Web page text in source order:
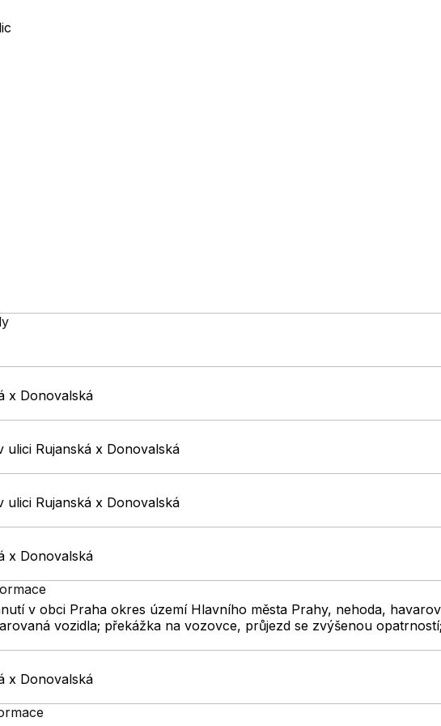
x Donovalská
Rujanská x Donovalská
Rujanská x Donovalská
x Donovalská
v obci Praha okres území Hlavního města Prahy, nehoda,
vozidla; překážka na vozovce, průjezd se zvýšenou
x Donovalská